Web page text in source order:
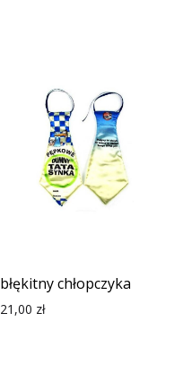
błękitny chłopczyka
21,00 zł